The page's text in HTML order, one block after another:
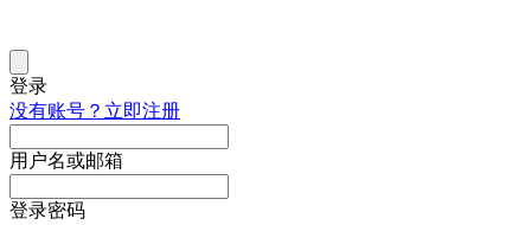
登录
没有账号？立即注册
用户名或邮箱
登录密码